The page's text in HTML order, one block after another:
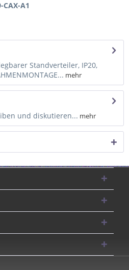
A1
Standverteiler, IP20,
mehr
und diskutieren... mehr